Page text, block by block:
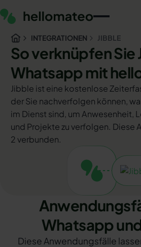
INTEGRATIONEN JIBBLE
So verknüpfen Sie
Whatsapp mit
Jibble ist eine kostenlose
der Sie nachverfolgen können,
im Dienst sind, um Anwesenheit,
und Projekte zu verfolgen. Diese
2 verbunden.
Whatsapp
Diese Anwendungsfälle